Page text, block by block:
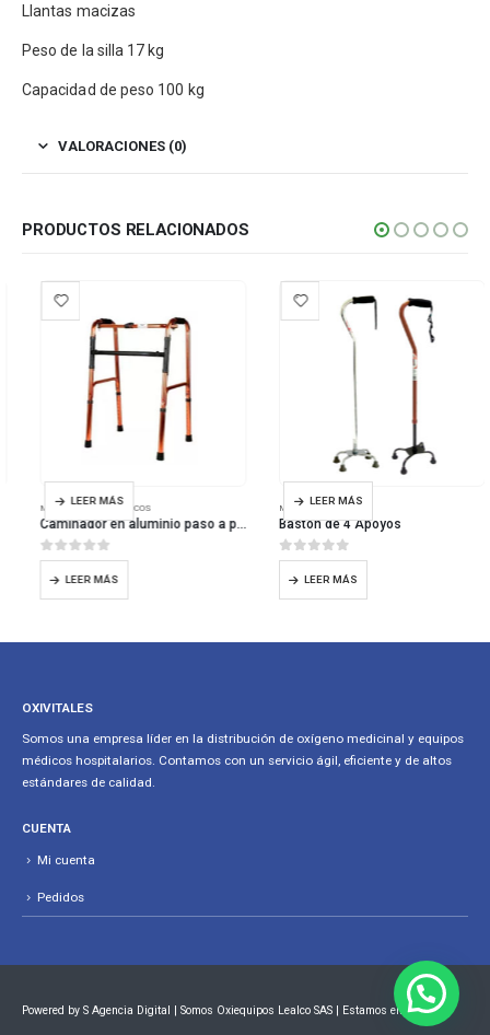
Llantas macizas
Peso de la silla 17 kg
Capacidad de peso 100 kg
VALORACIONES (0)
PRODUCTOS RELACIONADOS
LEER MÁS
MOVILIDAD ,ORTOPÉDICOS
Caminador en aluminio paso a paso plegable
out of 5
LEER MÁS
LEER MÁS
MOVILIDAD
Bastón de 4 Apoyos
out of 5
LEER MÁS
OXIVITALES
Somos una empresa líder en la distribución de oxígeno medicinal y equipos
médicos hospitalarios. Contamos con un servicio ágil, eficiente y de altos
estándares de calidad.
CUENTA
Mi cuenta
Pedidos
Powered by S Agencia Digital | Somos Oxiequipos Lealco SAS | Estamos en Bogotá